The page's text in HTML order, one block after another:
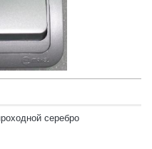
серебро